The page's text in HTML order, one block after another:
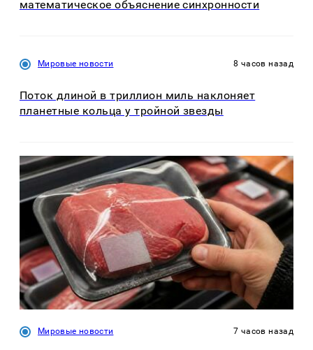
математическое объяснение синхронности
Мировые новости 8 часов назад
Поток длиной в триллион миль наклоняет
планетные кольца у тройной звезды
Мировые новости 7 часов назад